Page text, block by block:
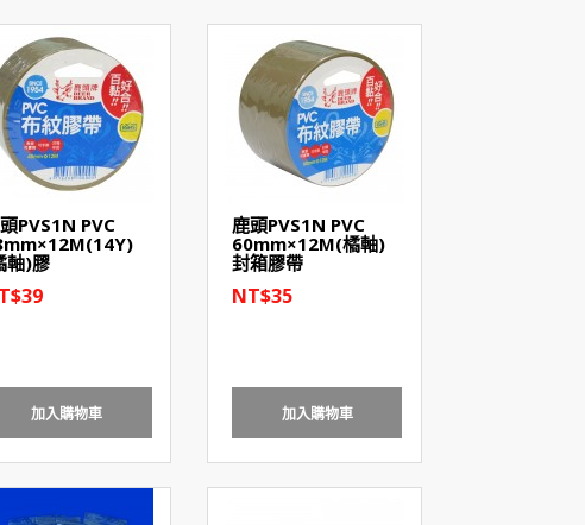
PVS1N PVC
軸)膠
加入購物車
鹿頭PVS1N PVC
60mm×12M(橘軸)
封箱膠帶
NT$35
加入購物車